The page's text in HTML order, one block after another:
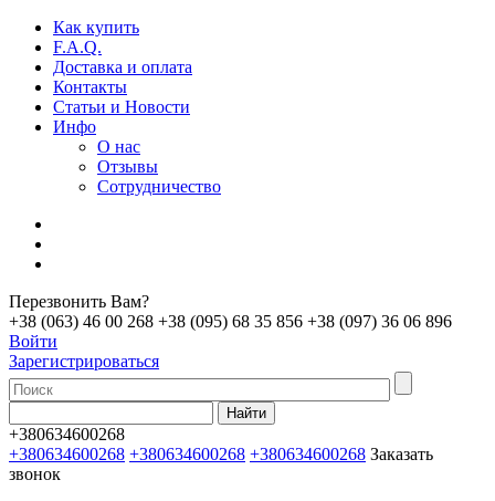
Как купить
F.A.Q.
Доставка и оплата
Контакты
Статьи и Новости
Инфо
О нас
Отзывы
Сотрудничество
Перезвонить Вам?
+38 (063) 46 00 268 +38 (095) 68 35 856 +38 (097) 36 06 896
Войти
Зарегистрироваться
+380634600268
+380634600268 +380634600268 +380634600268 Заказать
звонок